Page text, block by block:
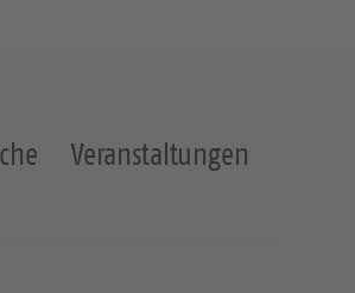
Veranstaltungen